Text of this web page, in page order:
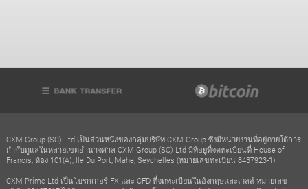
CXM Group (SC) Ltd เป็นส่วนหนึ่งของกลุ่มบริษัท CXM Group ซึ่งมีหน่วยงานที่อยู่ภายใต้การ
กำกับดูแลในหลายเขตอำนาจศาล CXM Group (SC) Ltd มีที่อยู่ที่จดทะเบียนที่ House of
Francis, ห้อง 101(A), Ile Du Port, Mahe, Seychelles (หมายเลขทะเบียน 8437923-1)
CXM Prime Ltd เป็นโบรกเกอร์ FX และ CFD ที่จดทะเบียนในอังกฤษและเวลส์ หมายเลข